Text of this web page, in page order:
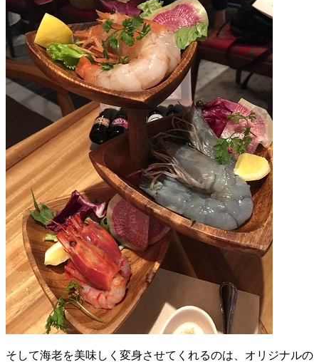
そして海老を美味しく変身させてくれるのは、オリジナルの